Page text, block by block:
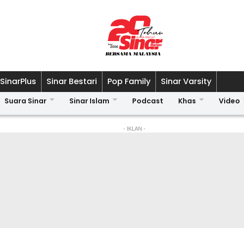
SinarPlus Sinar Bestari Pop Family Sinar Varsity
Suara Sinar Sinar Islam Podcast Khas Video
- IKLAN -